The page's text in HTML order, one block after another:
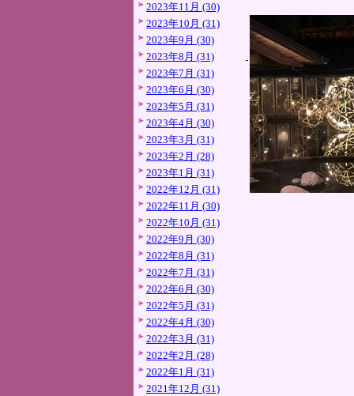
2023年11月 (30)
2023年10月 (31)
2023年9月 (30)
2023年8月 (31)
2023年7月 (31)
2023年6月 (30)
2023年5月 (31)
2023年4月 (30)
2023年3月 (31)
2023年2月 (28)
2023年1月 (31)
2022年12月 (31)
2022年11月 (30)
2022年10月 (31)
2022年9月 (30)
2022年8月 (31)
2022年7月 (31)
2022年6月 (30)
2022年5月 (31)
2022年4月 (30)
2022年3月 (31)
2022年2月 (28)
2022年1月 (31)
2021年12月 (31)